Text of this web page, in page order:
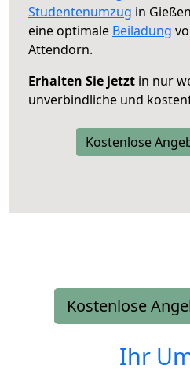
Studentenumzug in
eine optimale Beiladung
Attendorn.
Erhalten Sie jetzt in nur
unverbindliche und
Kostenlose
Kostenlose
Ihr